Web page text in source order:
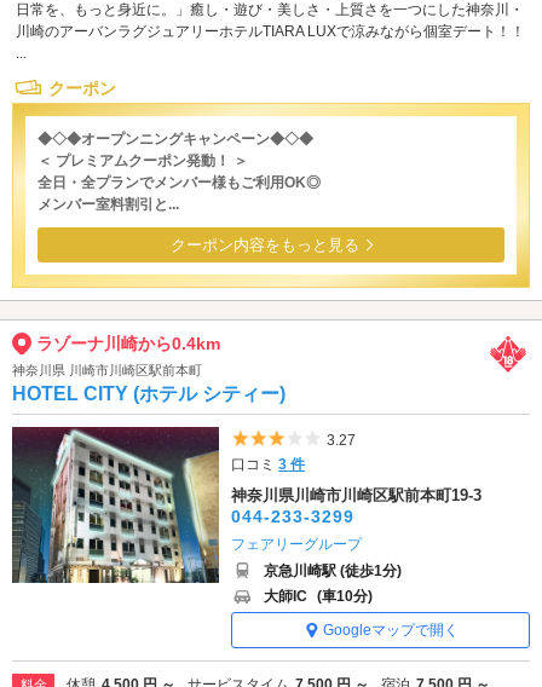
日常を、もっと身近に。」癒し・遊び・美しさ・上質さを一つにした神奈川・
川崎のアーバンラグジュアリーホテルTIARA LUXで涼みながら個室デート！！
...
クーポン
◆◇◆オープンニングキャンペーン◆◇◆
＜ プレミアムクーポン発動！ ＞
全日・全プランでメンバー様もご利用OK◎
メンバー室料割引と...
クーポン内容をもっと見る
ラゾーナ川崎から0.4km
神奈川県 川崎市川崎区駅前本町
HOTEL CITY (ホテル シティー)
5つ星のうち3
3.27
口コミ3 件
神奈川県川崎市川崎区駅前本町19-3
044-233-3299
フェアリーグループ
京急川崎駅 (徒歩1分)
大師IC (車10分)
Googleマップで開く